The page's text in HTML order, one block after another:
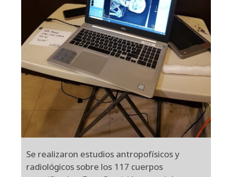
Se realizaron estudios antropofísicos y
radiológicos sobre los 117 cuerpos